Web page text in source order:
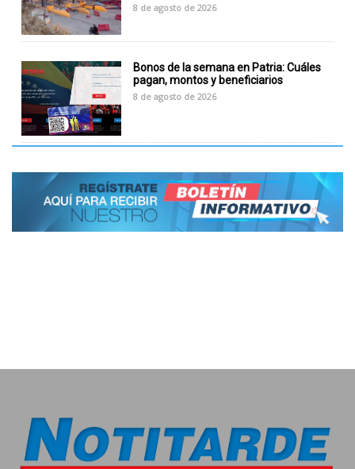
8 de agosto de 2026
Bonos de la semana en Patria: Cuáles
pagan, montos y beneficiarios
8 de agosto de 2026